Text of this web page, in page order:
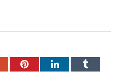
PinterestLinkedInTumblr